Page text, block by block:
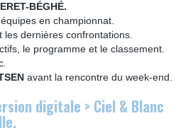
BÉGHÉ.
en championnat.
les dernières confrontations.
le programme et le classement.
.
avant la rencontre du week-end.
digitale > Ciel & Blanc